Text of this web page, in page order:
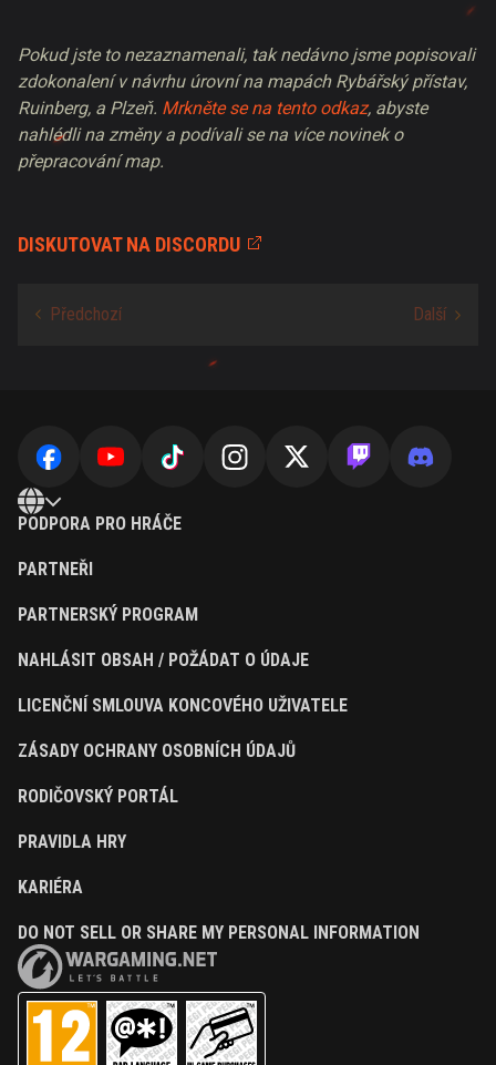
Pokud jste to nezaznamenali, tak nedávno jsme popisovali
zdokonalení v návrhu úrovní na mapách Rybářský přístav,
Ruinberg, a Plzeň. Mrkněte se na tento odkaz, abyste
nahlédli na změny a podívali se na více novinek o
přepracování map.
DISKUTOVAT NA DISCORDU
PODPORA PRO HRÁČE
PARTNEŘI
PARTNERSKÝ PROGRAM
NAHLÁSIT OBSAH / POŽÁDAT O ÚDAJE
LICENČNÍ SMLOUVA KONCOVÉHO UŽIVATELE
ZÁSADY OCHRANY OSOBNÍCH ÚDAJŮ
RODIČOVSKÝ PORTÁL
PRAVIDLA HRY
KARIÉRA
DO NOT SELL OR SHARE MY PERSONAL INFORMATION